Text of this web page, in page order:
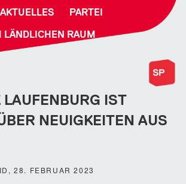
AKTUELLES PARTEI
RAUM
LAUFENBURG IST
NEUIGKEITEN AUS
28. FEBRUAR 2023